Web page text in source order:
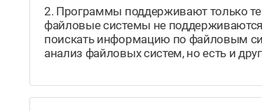
2. Программы поддерживают только
файловые системы не
поискать информацию по файловым
анализ файловых систем, но есть и